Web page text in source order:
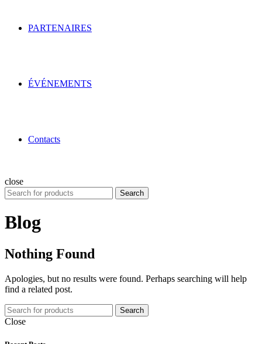
PARTENAIRES
ÉVÉNEMENTS
Contacts
close
Search
for:
Search
Blog
Nothing Found
Apologies, but no results were found. Perhaps searching will help
find a related post.
Search
Close